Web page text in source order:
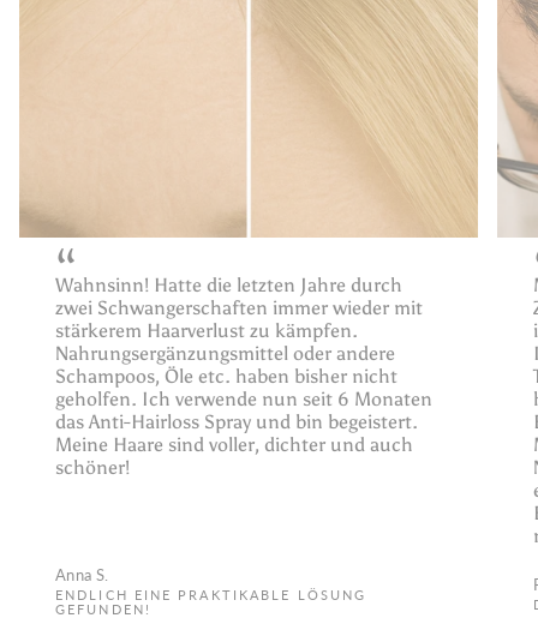
“
Wahnsinn! Hatte die letzten Jahre durch
zwei Schwangerschaften immer wieder mit
stärkerem Haarverlust zu kämpfen.
Nahrungsergänzungsmittel oder andere
Schampoos, Öle etc. haben bisher nicht
geholfen. Ich verwende nun seit 6 Monaten
das Anti-Hairloss Spray und bin begeistert.
Meine Haare sind voller, dichter und auch
schöner!
Anna S.
ENDLICH EINE PRAKTIKABLE LÖSUNG
GEFUNDEN!